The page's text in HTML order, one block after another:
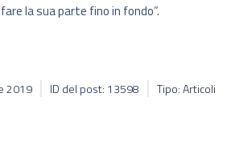
la sua parte fino in fondo”.
2019 ID del post: 13598 Tipo: Articoli